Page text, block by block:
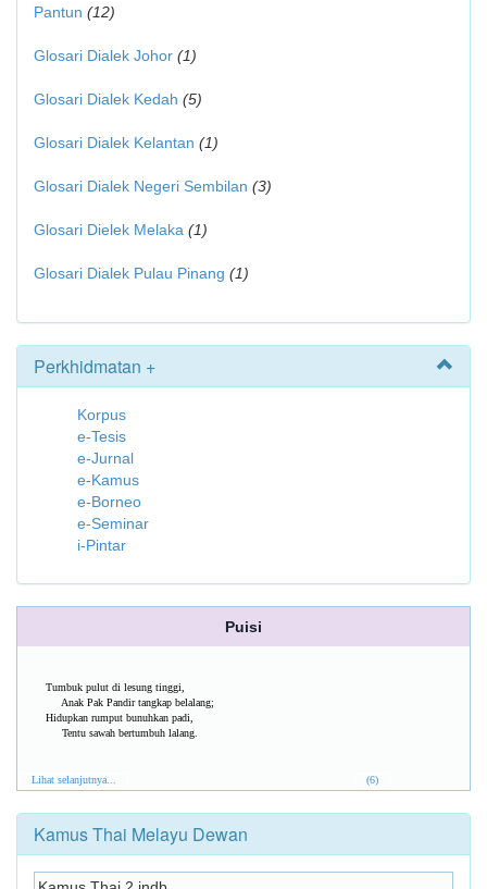
Pantun (12)
Glosari Dialek Johor (1)
Glosari Dialek Kedah (5)
Glosari Dialek Kelantan (1)
Glosari Dialek Negeri Sembilan (3)
Glosari Dielek Melaka (1)
Glosari Dialek Pulau Pinang (1)
Perkhidmatan +
Korpus
e-Tesis
e-Jurnal
e-Kamus
e-Borneo
e-Seminar
i-Pintar
Puisi
Tumbuk pulut di lesung tinggi,
Anak Pak Pandir tangkap belalang;
Hidupkan rumput bunuhkan padi,
Tentu sawah bertumbuh lalang.
Lihat selanjutnya... (6)
Kamus Thai Melayu Dewan